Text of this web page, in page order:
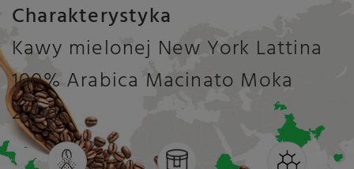
Charakterystyka
Kawy mielonej New York Lattina
100% Arabica Macinato Moka
250g